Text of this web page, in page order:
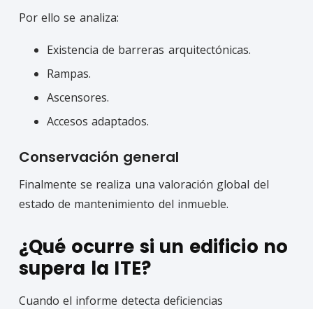
Por ello se analiza:
Existencia de barreras arquitectónicas.
Rampas.
Ascensores.
Accesos adaptados.
Conservación general
Finalmente se realiza una valoración global del
estado de mantenimiento del inmueble.
¿Qué ocurre si un edificio no
supera la ITE?
Cuando el informe detecta deficiencias